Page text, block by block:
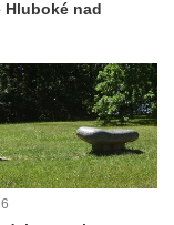
Hluboké nad